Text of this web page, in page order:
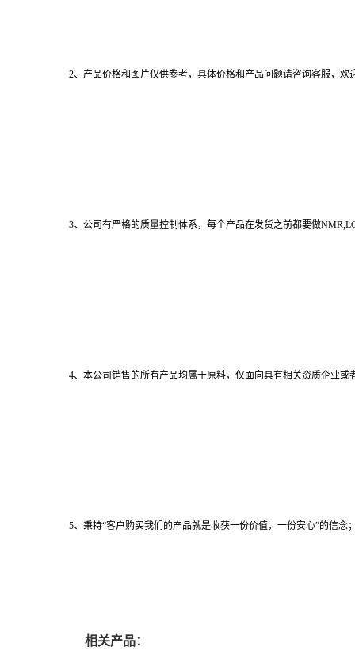
2、产品价格和图片仅供参考，具体价格和产品问题请咨询客服，欢
3、公司有严格的质量控制体系，每个产品在发货之前都要做
4、本公司销售的所有产品均属于原料，仅面向具有相关资质企业
5、秉持“客户购买我们的产品就是收获一份价值，一份安心”的信念
相关产品：